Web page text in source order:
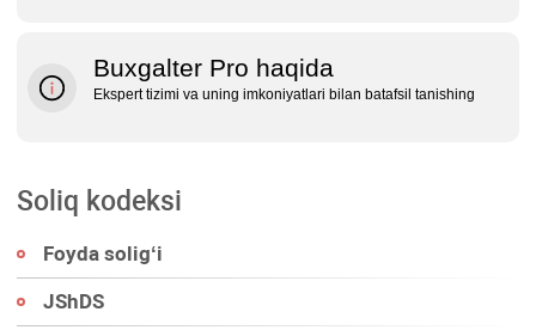
Buxgalter Pro haqida
Ekspert tizimi va uning imkoniyatlari bilan batafsil tanishing
Soliq kodeksi
Foyda soligʻi
JShDS